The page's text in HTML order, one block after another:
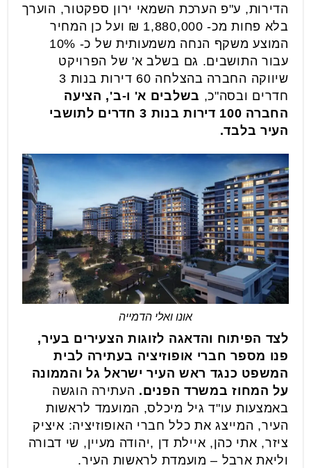
הדירות, ע"פ הערכת השמאי ירון ספקטור, הוערך
בלא פחות מכ- 1,880,000 ₪ ועל כן המחיר
המוצע משקף הנחה משמעותית של כ- 10%
עבור התושבים. גם בשלב א' של הפרויקט
שיווקה החברה בהצלחה 60 דירות בנות 3
חדרים ובסה"כ, בשלבים א' ו-ב', הציעה
החברה 100 דירות בנות 3 חדרים לתושבי
העיר בלבד.
אונו ואלי הדמייה
לצד הפיתוח והדאגה לזוגות הצעירים בעיר,
פנו מספר חברי אופוזיציה בעתירה לבית
המשפט כנגד ראש העיר ישראל גל והממונה
על המחוז במשרד הפנים. העתירה הוגשה
באמצעות עו"ד גיל מיכלס, המועמד לראשות
העיר, המייצג את כלל חברי האופוזיציה: איציק
ציזר, אתי כהן, איילת דן ,יהודה מעיין, שי דבורה
וליאת ארבל – מועמדת לראשות העיר.